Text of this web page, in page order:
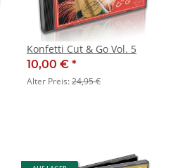
Konfetti Cut & Go Vol. 5
10,00 € *
Alter Preis:24,95 €